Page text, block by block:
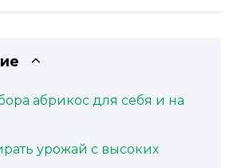
абрикос для себя и на
урожай с высоких